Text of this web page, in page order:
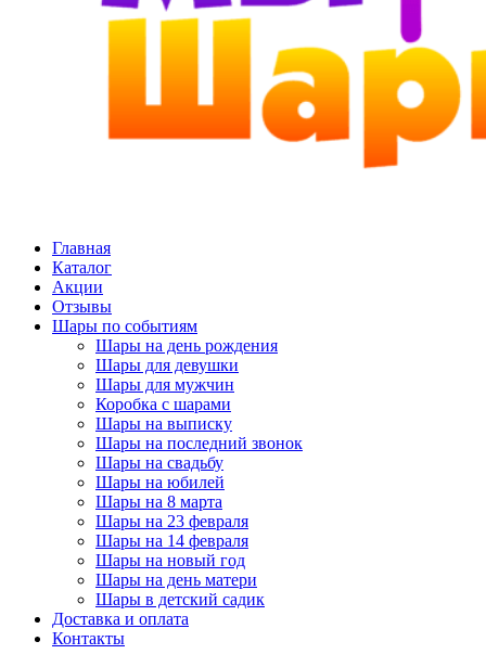
Главная
Каталог
Акции
Отзывы
Шары по событиям
Шары на день рождения
Шары для девушки
Шары для мужчин
Коробка с шарами
Шары на выписку
Шары на последний звонок
Шары на свадьбу
Шары на юбилей
Шары на 8 марта
Шары на 23 февраля
Шары на 14 февраля
Шары на новый год
Шары на день матери
Шары в детский садик
Доставка и оплата
Контакты